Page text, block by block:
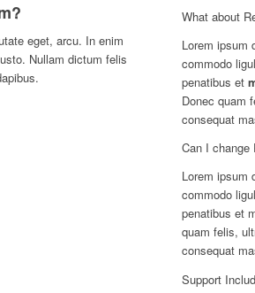
eget, arcu. In enim
Nullam dictum felis
What about
Lorem ipsum
commodo
penatibus et
Donec quam
consequat
Can I
Lorem ipsum
commodo
penatibus et
quam felis,
consequat
Support